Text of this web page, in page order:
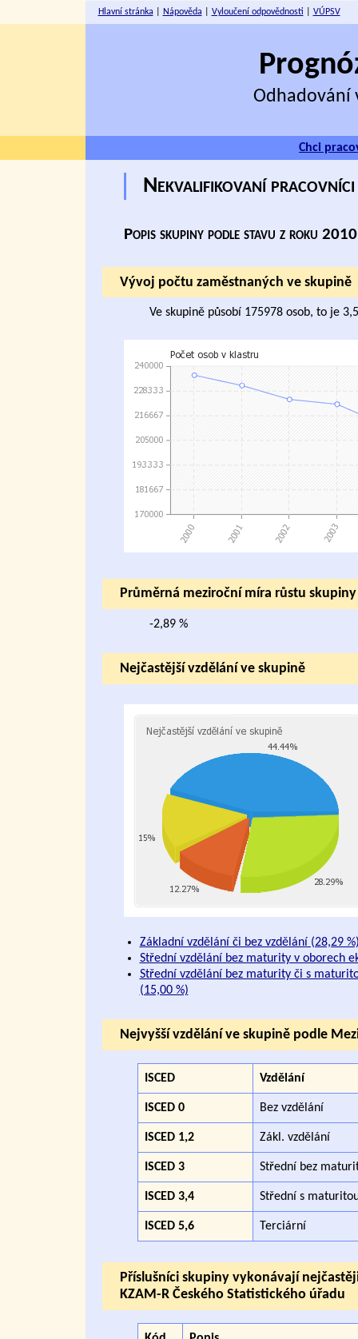
Hlavní stránka Nápověda Vyloučení odpovědnosti VÚPSV
Odhadování
Chci
Nekvalifikovaní
Popis skupiny podle stavu z roku 2010
Vývoj počtu zaměstnaných ve skupině
Ve skupině působí 175978 osob, to je
Průměrná meziroční míra růstu
-2,89 %
Nejčastější vzdělání ve skupině
Základní vzdělání či bez vzdělání (28,29
Střední vzdělání bez maturity v oborech
Střední vzdělání bez maturity či s
(15,00 %)
Nejvyšší vzdělání ve skupině podle
ISCED Vzdělání
ISCED 0 Bez vzdělání
ISCED 1,2 Zákl. vzdělání
ISCED 3 Střední bez
ISCED 3,4 Střední s
ISCED 5,6 Terciární
Příslušníci skupiny vykonávají
KZAM-R Českého Statistického úřadu